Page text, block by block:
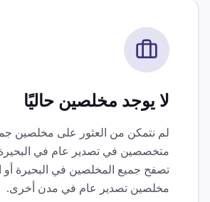
لا يوجد مخلصين حاليًا
لم نتمكن من العثور على مخلصين
متخصصين في تصدير عام في
تصفح جميع المخلصين في البحيرة
مخلصين تصدير عام في مدن أخرى.